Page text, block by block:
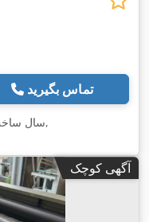
تماس بگیرید
سال,
آگهی کوچک